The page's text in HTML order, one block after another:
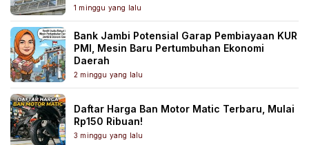
1 minggu yang lalu
Bank Jambi Potensial Garap Pembiayaan KUR
PMI, Mesin Baru Pertumbuhan Ekonomi
Daerah
2 minggu yang lalu
Daftar Harga Ban Motor Matic Terbaru, Mulai
Rp150 Ribuan!
3 minggu yang lalu